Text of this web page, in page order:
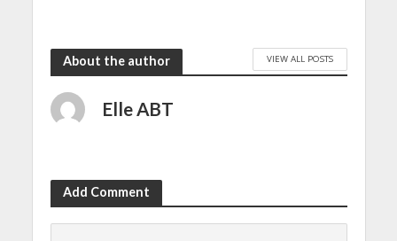
About the author VIEW ALL POSTS
Elle ABT
Add Comment